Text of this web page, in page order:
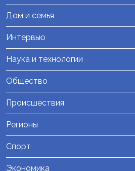
Дом и семья
Интервью
Наука и технологии
Общество
Происшествия
Регионы
Спорт
Экономика